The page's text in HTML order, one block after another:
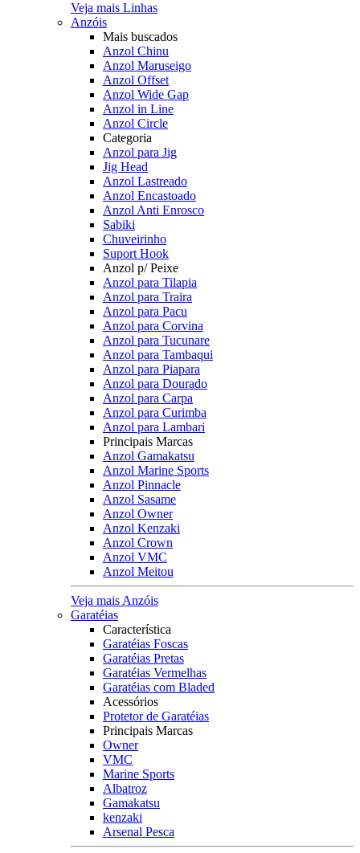
Veja mais Linhas
Anzóis
Mais buscados
Anzol Chinu
Anzol Maruseigo
Anzol Offset
Anzol Wide Gap
Anzol in Line
Anzol Circle
Categoria
Anzol para Jig
Jig Head
Anzol Lastreado
Anzol Encastoado
Anzol Anti Enrosco
Sabiki
Chuveirinho
Suport Hook
Anzol p/ Peixe
Anzol para Tilapia
Anzol para Traira
Anzol para Pacu
Anzol para Corvina
Anzol para Tucunare
Anzol para Tambaqui
Anzol para Piapara
Anzol para Dourado
Anzol para Carpa
Anzol para Curimba
Anzol para Lambari
Principais Marcas
Anzol Gamakatsu
Anzol Marine Sports
Anzol Pinnacle
Anzol Sasame
Anzol Owner
Anzol Kenzaki
Anzol Crown
Anzol VMC
Anzol Meitou
Veja mais Anzóis
Garatéias
Característica
Garatéias Foscas
Garatéias Pretas
Garatéias Vermelhas
Garatéias com Bladed
Acessórios
Protetor de Garatéias
Principais Marcas
Owner
VMC
Marine Sports
Albatroz
Gamakatsu
kenzaki
Arsenal Pesca